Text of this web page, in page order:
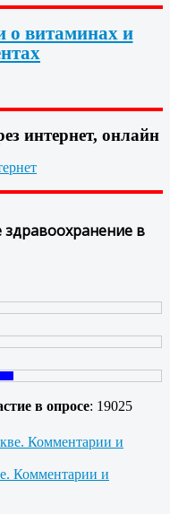
о витаминах и
интернет, онлайн
в
в опросе: 19025
Комментарии и